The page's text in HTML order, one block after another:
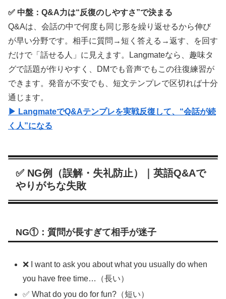
✅ 中盤：Q&A力は“反復のしやすさ”で決まる
Q&Aは、会話の中で何度も同じ形を繰り返せるから伸び
が早い分野です。相手に質問→短く答える→返す、を回す
だけで「話せる人」に見えます。Langmateなら、趣味タ
グで話題が作りやすく、DMでも音声でもこの往復練習が
できます。発音が不安でも、短文テンプレで区切れば十分
通じます。
▶ LangmateでQ&Aテンプレを実戦反復して、“会話が続
く人”になる
✅ NG例（誤解・失礼防止）｜英語Q&Aで
やりがちな失敗
NG①：質問が長すぎて相手が迷子
❌ I want to ask you about what you usually do when
you have free time…（長い）
✅ What do you do for fun?（短い）